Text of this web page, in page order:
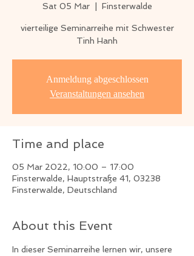
Sat 05 Mar
  |
Finsterwalde
vierteilige Seminarreihe mit Schwester
Tinh Hanh
Anmeldung abgeschlossen
Veranstaltungen ansehen
Time and place
05 Mar 2022, 10:00 – 17:00
Finsterwalde, Hauptstraße 41, 03238
Finsterwalde, Deutschland
About this Event
In dieser Seminarreihe lernen wir, unsere